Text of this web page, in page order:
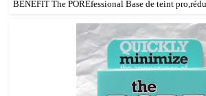
BENEFIT The POREfessional Base de teint